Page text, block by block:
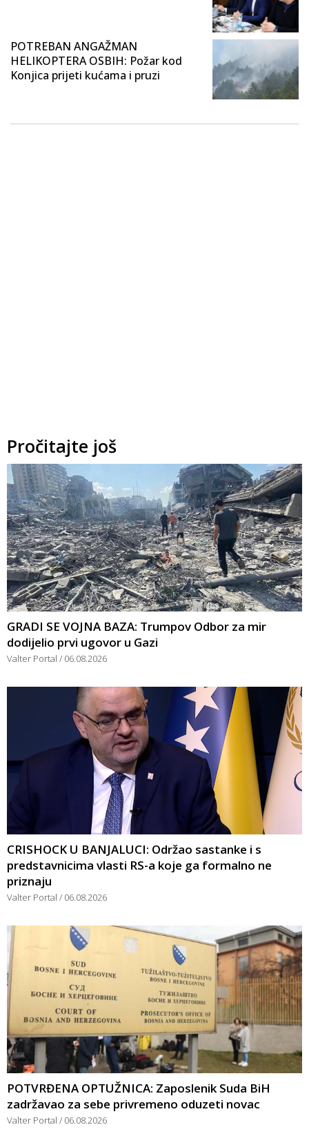
POTREBAN ANGAŽMAN
HELIKOPTERA OSBIH: Požar kod
Konjica prijeti kućama i pruzi
Pročitajte još
GRADI SE VOJNA BAZA: Trumpov Odbor za mir
dodijelio prvi ugovor u Gazi
Valter Portal 06.08.2026
CRISHOCK U BANJALUCI: Održao sastanke i s
predstavnicima vlasti RS-a koje ga formalno ne
priznaju
Valter Portal 06.08.2026
POTVRĐENA OPTUŽNICA: Zaposlenik Suda BiH
zadržavao za sebe privremeno oduzeti novac
Valter Portal 06.08.2026